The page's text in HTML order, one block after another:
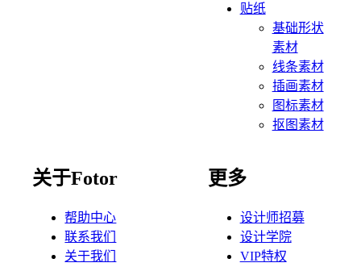
贴纸
基础形状
素材
线条素材
插画素材
图标素材
抠图素材
关于Fotor
帮助中心
联系我们
关于我们
更多
设计师招募
设计学院
VIP特权